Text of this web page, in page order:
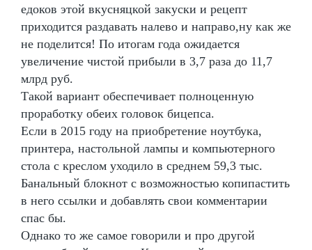
едоков этой вкусняцкой закуски и рецепт
приходится раздавать налево и направо,ну как же
не поделится! По итогам года ожидается
увеличение чистой прибыли в 3,7 раза до 11,7
млрд руб.
Такой вариант обеспечивает полноценную
проработку обеих головок бицепса.
Если в 2015 году на приобретение ноутбука,
принтера, настольной лампы и компьютерного
стола с креслом уходило в среднем 59,3 тыс.
Банальный блокнот с возможностью копипастить
в него ссылки и добавлять свои комментарии
спас бы.
Однако то же самое говорили и про другой